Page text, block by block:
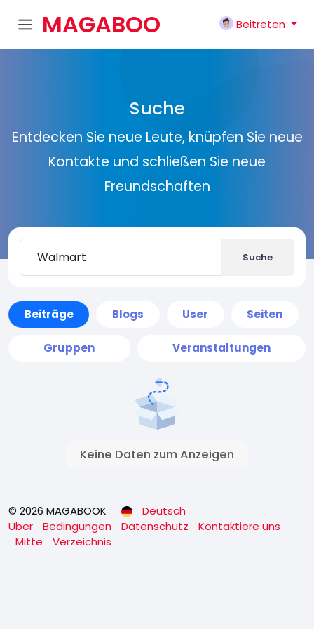
MAGABOO
Beitreten
Suche
Entdecken Sie neue Leute, knüpfen Sie neue
Kontakte und schließen Sie neue
Freundschaften
Suche
Beiträge Blogs User Seiten
Gruppen Veranstaltungen
Keine Daten zum Anzeigen
© 2026 MAGABOOK
Deutsch
Über
Bedingungen Datenschutz
Kontaktiere uns
Mitte
Verzeichnis